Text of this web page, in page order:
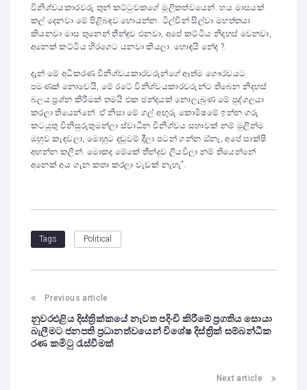
විනිශ්චයකාරවරු තුන් කට්ටුවකගේ මූලිකත්වයෙන්. හය මාසයක්
කල් දෙනවා මේ පිළිබඳව හොයන්න. ටිල්වින් සිල්වා මහත්තයා
කියනවා මාස තුනෙන් තීන්දුව එනවා, අපේ කට්ටිය නිදහස් වෙනවා,
අනෙක් කට්ටිය හිරගෙට යනවා කියලා. හොඳයි නේද ?.
දැන් මේ අධිකරණ විනිශ්චයකාරවරුන්ගේ ආත්ම ගෞරවයට
පමණක් නොවෙයි, මේ රටේ විනිශ්චයකාරවරුන්ට තිබෙන නිදහස්
බලය ප්‍රශ්න කිරීමක් තමයි එක ඡන්දයක් නොලැබුණ මේ පුද්ගලයා
කරලා තියෙන්නේ. ඒ නිසා මේ ගල් අඟුරු කොමිෂමේ ඉන්න ගරු
කටයුතු විනිසුරුතුමන්ලා ස්වාධීන විනිශ්චය සභාවක් නම් මුලින්ම
ඔහුව කැඳවලා, මොහුට දඬුවම් දීලා පටන් ගන්න ඔ්නෑ, අපේ සාක්ෂි
අහන්න කලින්. මොකද මේකේ තීන්දුව ලියවිලා නම් තියෙන්නේ
අනෙක් අය ගැන කතා කරලා වැඩක් නැහැ”.
Tags Political
Previous article
නුවරඑළිය දිස්ත්‍රික්කයේ නැවත පදිංචි කිරීමේ ප්‍රගතිය සොයා
බැලීමට ජනපති ප්‍රධානත්වයෙන් විශේෂ දිස්ත්‍රික් සම්බන්ධීක
රණ කමිටු රැස්වීමක්
Next article